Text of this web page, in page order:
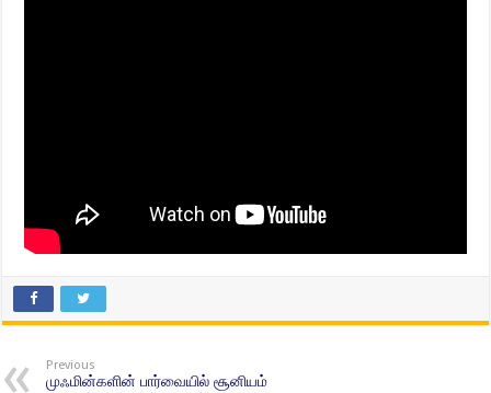
Previous
முஃமின்களின் பார்வையில் சூனியம்